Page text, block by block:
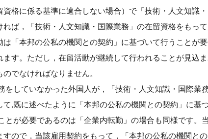
格に係る基準に適合しない場合）で「技術・人文知識
ば，「技術・人文知識・国際業務」の在留資格をもっ
「本邦の公私の機関との契約」に基づいて行うことが
す。ただし，在留活動が継続して行われることが見込
でなければなりません。
していなかった外国人が，「技術・人文知識・国際業
,既に述べたように「本邦の公私の機関との契約」に基
が必要であるのは「企業内転勤」の場合も同様です。
ので，当該雇用契約をもって，「本邦の公私の機関と